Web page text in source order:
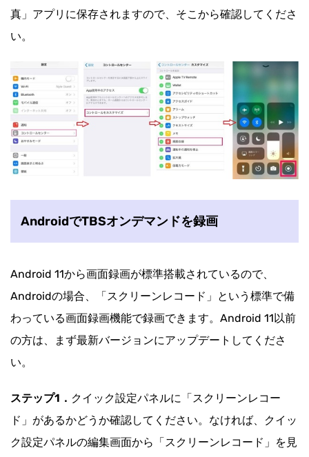
真」アプリに保存されますので、そこから確認してくださ
い。
AndroidでTBSオンデマンドを録画
Android 11から画面録画が標準搭載されているので、
Androidの場合、「スクリーンレコード」という標準で備
わっている画面録画機能で録画できます。Android 11以前
の方は、まず最新バージョンにアップデートしてくださ
い。
ステップ1． クイック設定パネルに「スクリーンレコー
ド」があるかどうか確認してください。なければ、クイッ
ク設定パネルの編集画面から「スクリーンレコード」を見